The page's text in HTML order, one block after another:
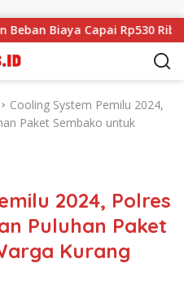
Capai Rp530 Ribu Per
Cooling System Pemilu 2024,
Paket Sembako untuk
2024, Polres
Puluhan Paket
Kurang